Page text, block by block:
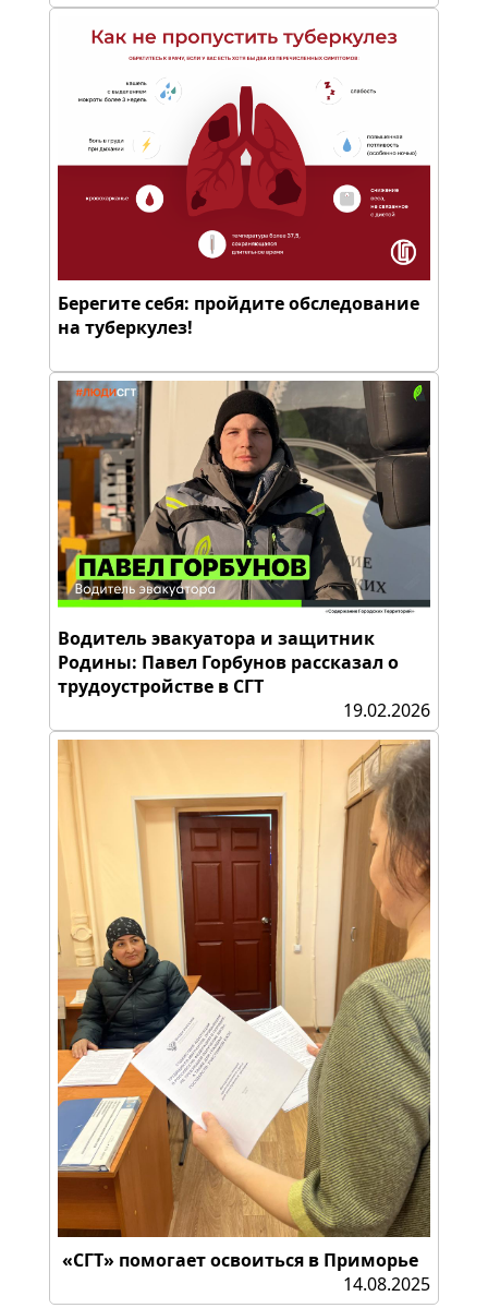
Берегите себя: пройдите обследование
на туберкулез!
Водитель эвакуатора и защитник
Родины: Павел Горбунов рассказал о
трудоустройстве в СГТ
19.02.2026
«СГТ» помогает освоиться в Приморье
14.08.2025